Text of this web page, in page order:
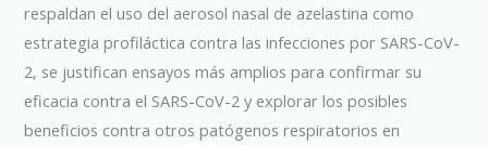
respaldan el uso del aerosol nasal de azelastina como
estrategia profiláctica contra las infecciones por SARS-CoV-
2, se justifican ensayos más amplios para confirmar su
eficacia contra el SARS-CoV-2 y explorar los posibles
beneficios contra otros patógenos respiratorios en